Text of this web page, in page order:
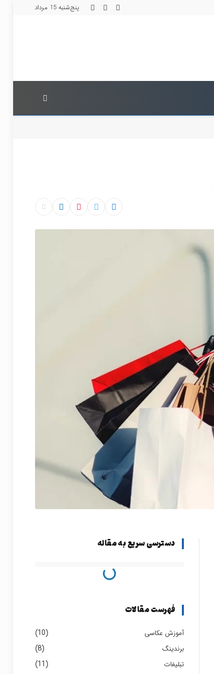
Facebook
X
Instagram
پنج‌شنبه 15 مرداد
دسترسی سریع به مقاله
فهرست مقالات
آموزش عکاسی
(10)
برندینگ
(8)
تبلیغات
(11)